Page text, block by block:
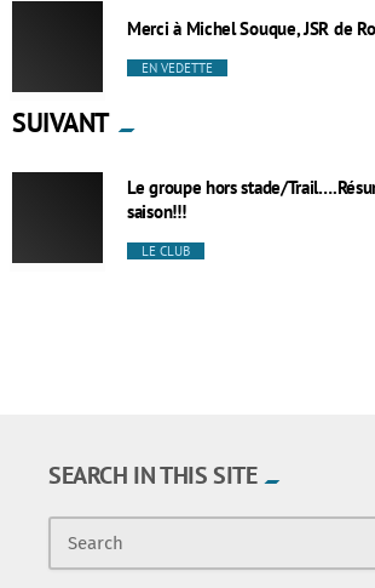
Merci à Michel Souque, JSR de
EN VEDETTE
SUIVANT
Le groupe hors stade/
saison!!!
LE CLUB
SEARCH IN THIS SITE
Search